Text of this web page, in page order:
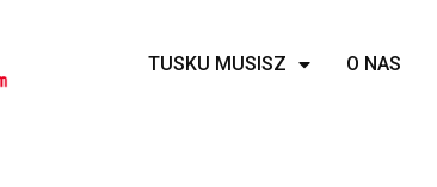
TUSKU MUSISZ O NAS